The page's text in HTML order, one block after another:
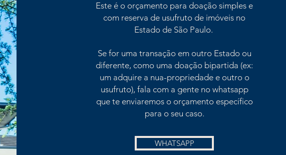
Este é o orçamento para doação simples e
com reserva de usufruto de imóveis no
Estado de São Paulo.
Se for uma transação em outro Estado ou
diferente, como uma doação bipartida (ex:
um adquire a nua-propriedade e outro o
usufruto), fala com a gente no whatsapp
que te enviaremos o orçamento específico
para o seu caso.
WHATSAPP